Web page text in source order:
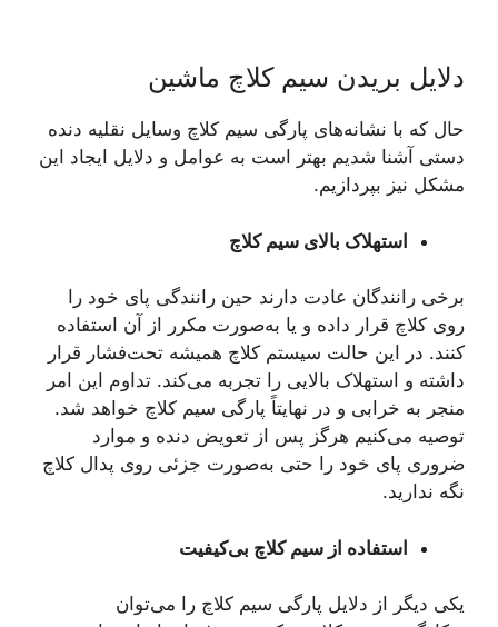
دلایل بریدن سیم کلاچ ماشین
حال که با نشانه‌های پارگی سیم کلاچ وسایل نقلیه دنده
دستی آشنا شدیم بهتر است به عوامل و دلایل ایجاد این
مشکل نیز بپردازیم.
استهلاک بالای سیم کلاچ
برخی رانندگان عادت دارند حین رانندگی پای خود را
روی کلاچ قرار داده و یا به‌صورت مکرر از آن استفاده
کنند. در این حالت سیستم کلاچ همیشه تحت‌فشار قرار
داشته و استهلاک بالایی را تجربه می‌کند. تداوم این امر
منجر به خرابی و در نهایتاً پارگی سیم کلاچ خواهد شد.
توصیه می‌کنیم هرگز پس از تعویض دنده و موارد
ضروری پای خود را حتی به‌صورت جزئی روی پدال کلاچ
نگه ندارید.
استفاده از سیم کلاچ بی‌کیفیت
یکی دیگر از دلایل پارگی سیم کلاچ را می‌توان